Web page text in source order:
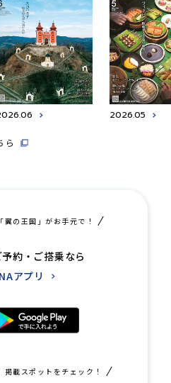
2026.05
ら
翼の王国」がお手元で！
予約・ご搭乗なら
アプリ
掲載スポットをチェック！